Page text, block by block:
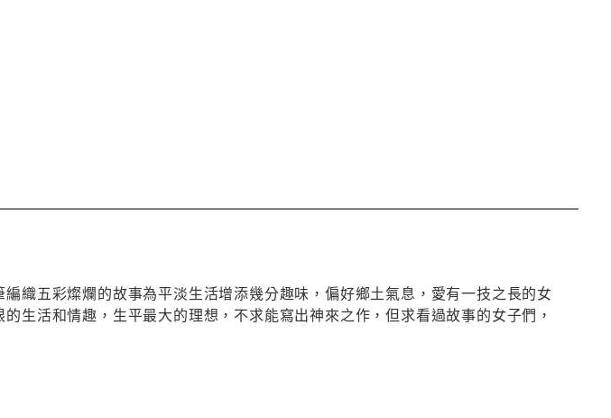
織五彩燦爛的故事為平淡生活增添幾分趣味，偏好鄉土氣息，愛有一技之長的女
生活和情趣，生平最大的理想，不求能寫出神來之作，但求看過故事的女子們，